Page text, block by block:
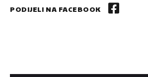
PODIJELI NA FACEBOOK